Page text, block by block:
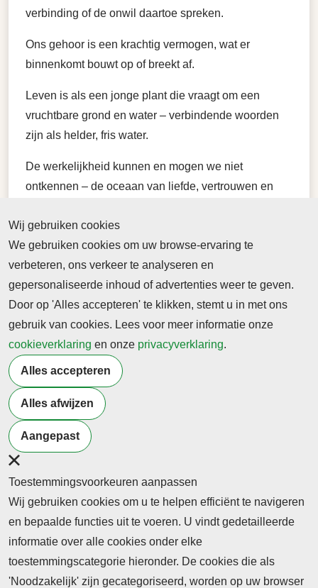
verbinding of de onwil daartoe spreken.
Ons gehoor is een krachtig vermogen, wat er
binnenkomt bouwt op of breekt af.
Leven is als een jonge plant die vraagt om een
vruchtbare grond en water – verbindende woorden
zijn als helder, fris water.
De werkelijkheid kunnen en mogen we niet
ontkennen – de oceaan van liefde, vertrouwen en
wantrouwen en conflict. Wat er ook gaande is, welk
veld willen we in onszelf aanplanten? Welke bron
boren we aan? Welke woorden spreken we uit en
verspreiden we.
Terug naar nieuwsoverzicht
Meer artikelen van
Burgerschap
Wij gebruiken cookies
We gebruiken cookies om uw browse-ervaring te
verbeteren, ons verkeer te analyseren en
gepersonaliseerde inhoud of advertenties weer te geven.
Door op 'Alles accepteren' te klikken, stemt u in met ons
gebruik van cookies. Lees voor meer informatie onze
cookieverklaring en onze privacyverklaring.
Alles accepteren
Alles afwijzen
Aangepast
Toestemmingsvoorkeuren aanpassen
Wij gebruiken cookies om u te helpen efficiënt te navigeren
en bepaalde functies uit te voeren. U vindt gedetailleerde
informatie over alle cookies onder elke
toestemmingscategorie hieronder. De cookies die als
'Noodzakelijk' zijn gecategoriseerd, worden op uw browser